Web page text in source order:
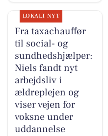
LOKALT NYT
Fra taxachauffør
til social- og
sundhedshjælper:
Niels fandt nyt
arbejdsliv i
ældreplejen og
viser vejen for
voksne under
uddannelse